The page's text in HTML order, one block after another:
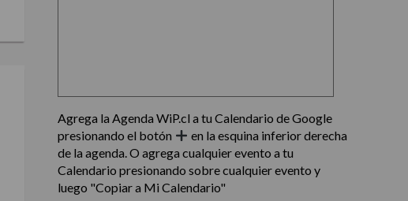
Agrega la Agenda WiP.cl a tu Calendario de Google
presionando el botón
en la esquina inferior derecha
de la agenda. O agrega cualquier evento a tu
Calendario presionando sobre cualquier evento y
luego "Copiar a Mi Calendario"